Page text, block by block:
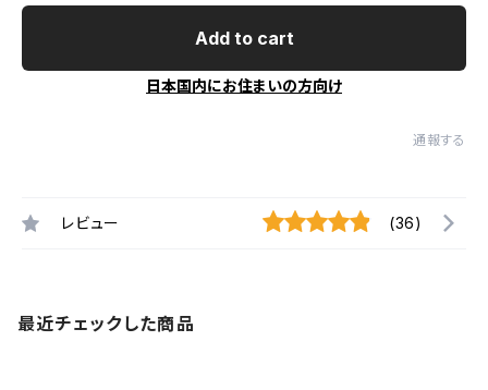
Add to cart
日本国内にお住まいの方向け
通報する
レビュー (36)
最近チェックした商品